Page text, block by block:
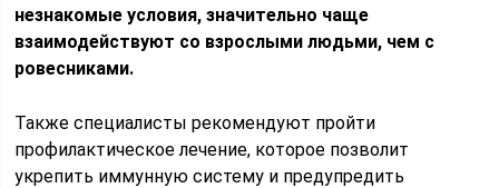
незнакомые условия, значительно чаще
взаимодействуют со взрослыми людьми, чем с
ровесниками.
Также специалисты рекомендуют пройти
профилактическое лечение, которое позволит
укрепить иммунную систему и предупредить